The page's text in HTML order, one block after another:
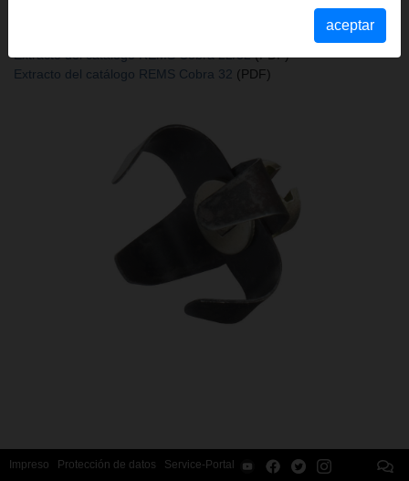
Extracto del catálogo Accesorios para REMS Cobra 22/32(PDF)
Extracto del catálogo REMS Cobra 22/32(PDF)
Extracto del catálogo REMS Cobra 32 (PDF)
Impreso Protección de datos Service-Portal
aceptar